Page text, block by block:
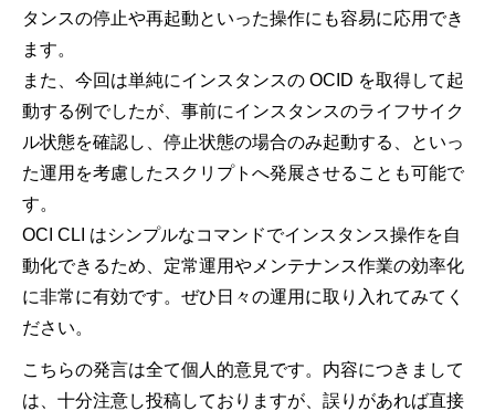
タンスの停止や再起動といった操作にも容易に応用でき
ます。
また、今回は単純にインスタンスの OCID を取得して起
動する例でしたが、事前にインスタンスのライフサイク
ル状態を確認し、停止状態の場合のみ起動する、といっ
た運用を考慮したスクリプトへ発展させることも可能で
す。
OCI CLI はシンプルなコマンドでインスタンス操作を自
動化できるため、定常運用やメンテナンス作業の効率化
に非常に有効です。ぜひ日々の運用に取り入れてみてく
ださい。
こちらの発言は全て個人的意見です。内容につきまして
は、十分注意し投稿しておりますが、誤りがあれば直接